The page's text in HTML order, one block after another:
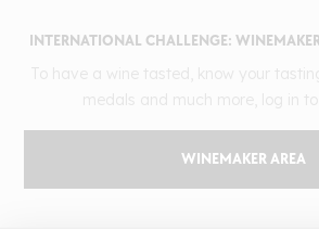
INTERNATIONAL CHALLENGE:
WINEMAKER AREA